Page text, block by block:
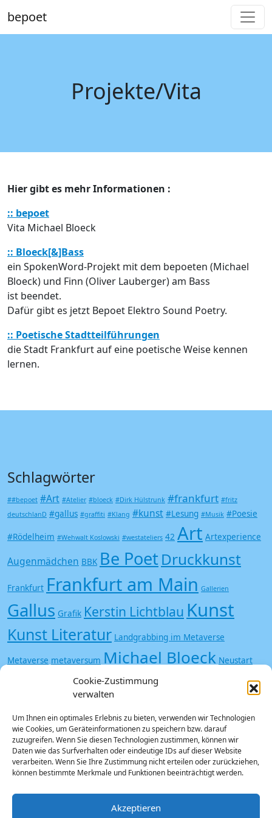
Cookie-Zustimmung
verwalten
Um Ihnen ein optimales Erlebnis zu bieten, verwenden wir Technologien
wie Cookies, um Geräteinformationen zu speichern bzw. darauf
zuzugreifen. Wenn Sie diesen Technologien zustimmen, können wir
Daten wie das Surfverhalten oder eindeutige IDs auf dieser Website
verarbeiten. Wenn Sie Ihre Zustimmung nicht erteilen oder zurückziehen,
können bestimmte Merkmale und Funktionen beeinträchtigt werden.
Akzeptieren
bepoet
Projekte/Vita
Hier gibt es mehr Informationen :
:: bepoet
Vita Michael Bloeck
:: Bloeck[&]Bass
ein SpokenWord-Projekt mit dem bepoeten (Michael
Bloeck) und Finn (Oliver Lauberger) am Bass
ist beendet.
Dafür gibt es jetzt Bepoet Elektro Sound Poetry.
:: Poetische Stadtteilführungen
die Stadt Frankfurt auf eine poetische Weise kennen
lernen.
Schlagwörter
##bepoet #Art #Atelier #bloeck #Dirk Hülstrunk #frankfurt #fritz
deutschlanD #gallus #graffiti #Klang #kunst #Lesung #Musik #Poesie
#Rödelheim #Wehwalt Koslowski #westateliers 42 Art Artexperience
Augenmädchen BBK Be Poet Druckkunst
Frankfurt Frankfurt am Main Gallerien
Gallus Grafik Kerstin Lichtblau Kunst
Kunst Literatur Landgrabbing im Metaverse
Metaverse metaversum Michael Bloeck Neustart
Offspace Poesie Saisonstart
Kontakt Login Datenschutz
Impressum
Cookie-Richtlinie (EU)